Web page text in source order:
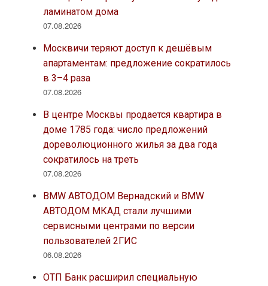
ламинатом дома
07.08.2026
Москвичи теряют доступ к дешёвым
апартаментам: предложение сократилось
в 3–4 раза
07.08.2026
В центре Москвы продается квартира в
доме 1785 года: число предложений
дореволюционного жилья за два года
сократилось на треть
07.08.2026
BMW АВТОДОМ Вернадский и BMW
АВТОДОМ МКАД стали лучшими
сервисными центрами по версии
пользователей 2ГИС
06.08.2026
ОТП Банк расширил специальную